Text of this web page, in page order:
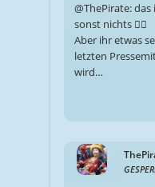
@ThePirate:
sonst nichts 🤷‍♂️
Aber ihr etwas
letzten
wird…